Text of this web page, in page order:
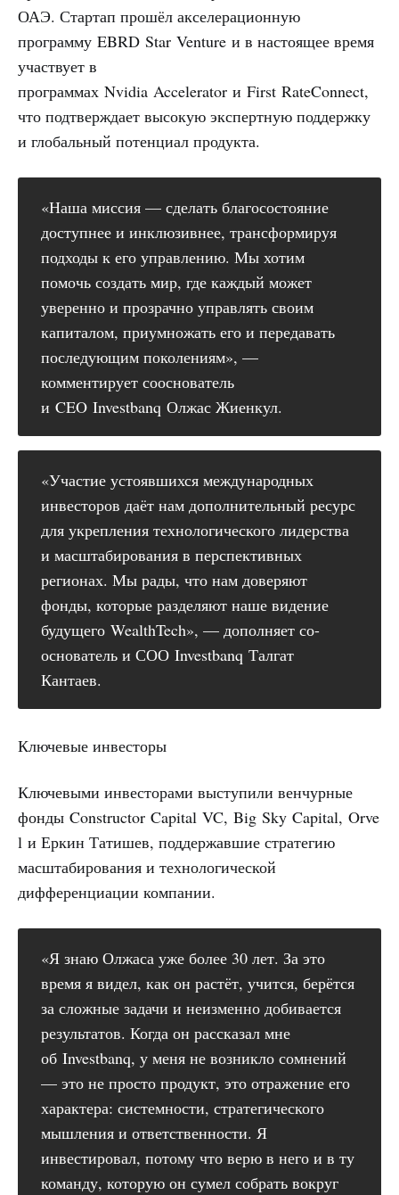
ОАЭ. Стартап прошёл акселерационную
программу EBRD Star Venture и в настоящее время
участвует в
программах Nvidia Accelerator и First RateConnect,
что подтверждает высокую экспертную поддержку
и глобальный потенциал продукта.
«Наша миссия — сделать благосостояние
доступнее и инклюзивнее, трансформируя
подходы к его управлению. Мы хотим
помочь создать мир, где каждый может
уверенно и прозрачно управлять своим
капиталом, приумножать его и передавать
последующим поколениям», —
комментирует сооснователь
и CEO Investbanq Олжас Жиенкул.
«Участие устоявшихся международных
инвесторов даёт нам дополнительный ресурс
для укрепления технологического лидерства
и масштабирования в перспективных
регионах. Мы рады, что нам доверяют
фонды, которые разделяют наше видение
будущего WealthTech», — дополняет со-
основатель и СОО Investbanq Талгат
Кантаев.
Ключевые инвесторы
Ключевыми инвесторами выступили венчурные
фонды Constructor Capital VC, Big Sky Capital, Orve
l и Еркин Татишев, поддержавшие стратегию
масштабирования и технологической
дифференциации компании.
«Я знаю Олжаса уже более 30 лет. За это
время я видел, как он растёт, учится, берётся
за сложные задачи и неизменно добивается
результатов. Когда он рассказал мне
об Investbanq, у меня не возникло сомнений
— это не просто продукт, это отражение его
характера: системности, стратегического
мышления и ответственности. Я
инвестировал, потому что верю в него и в ту
команду, которую он сумел собрать вокруг